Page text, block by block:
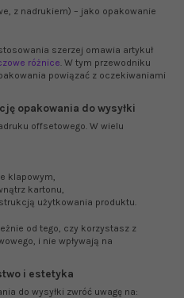
z nadrukiem) – jako opakowanie
szerzej omawia artykuł
różnice. W tym przewodniku
powiązać z oczekiwaniami
opakowania do wysyłki
offsetowego. W wielu
klapowym,
kartonu,
użytkowania produktu.
od tego, czy korzystasz z
i nie wpływają na
i estetyka
do wysyłki zwróć uwagę na: